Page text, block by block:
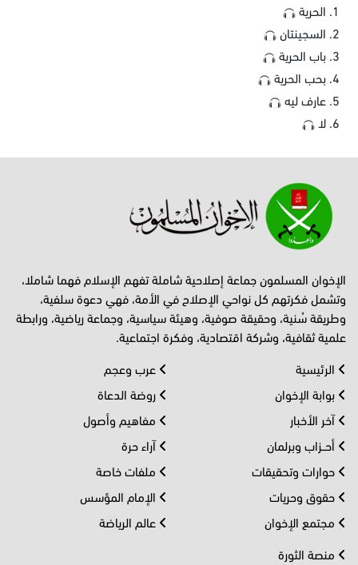
الحرية
السجينتان
باب الحرية
بحب الحرية
عارف ليه
لا
الإخوان المسلمون جماعة إصلاحية شاملة تفهم الإسلام فهما شاملا،
وتشمل فكرتهم كل نواحي الإصلاح في الأمة، فهي دعوة سلفية،
وطريقة سُنية، وحقيقة صوفية، وهيئة سياسية، وجماعة رياضية، ورابطة
علمية ثقافية، وشركة اقتصادية، وفكرة اجتماعية.
الرئيسية
بوابة الإخوان
آخر الأخبار
أحــزاب وبرلمان
حوارات وتحقيقات
حقوق وحريات
مجتمع الإخوان
عرب وعجم
روضة الدعاة
مفاهيم وأصول
آراء حرة
ملفات خاصة
الإمام المؤسس
عالم الرياضة
منصة الثورة